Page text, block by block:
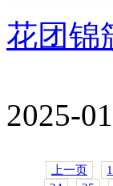
花团锦
2025-
上一页 1